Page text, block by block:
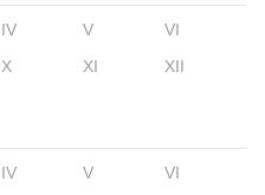
IV V
VI
X XI XII
IV V
VI